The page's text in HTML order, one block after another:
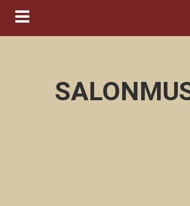
Navigation ein-/ausblenden